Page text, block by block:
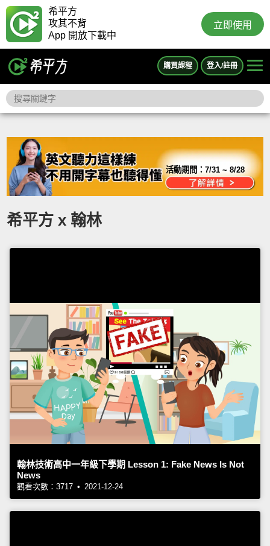
希平方
攻其不背
App 開放下載中
立即使用
購買課程 登入/註冊
活動期間：7/31 ~ 8/28
希平方 x 翰林
翰林技術高中一年級下學期 Lesson 1: Fake News Is Not
News
觀看次數：3717 • 2021-12-24